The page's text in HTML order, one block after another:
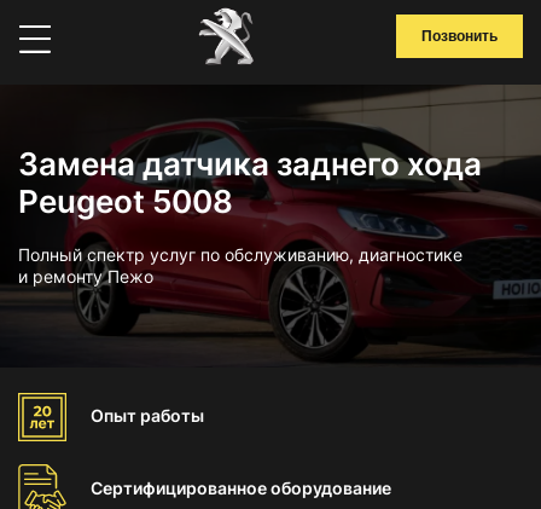
Позвонить
Замена датчика заднего хода
Peugeot 5008
Полный спектр услуг по обслуживанию, диагностике
и ремонту Пежо
Опыт работы
Сертифицированноеоборудование